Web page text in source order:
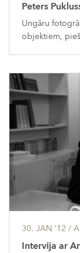
Peters
Ungāru
objektiem,
30. JAN ’12 /
Intervija ar